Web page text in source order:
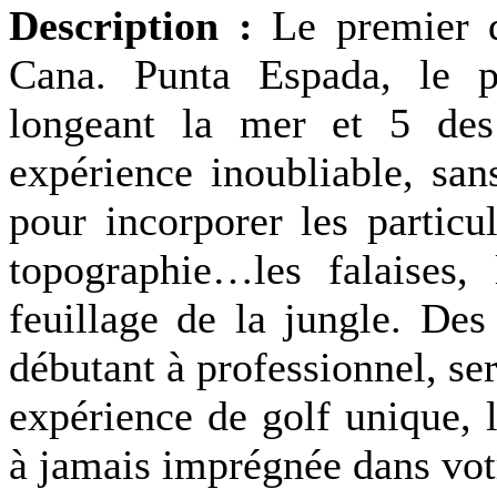
Description : Le premier
Cana. Punta Espada, le
longeant la mer et 5
expérience inoubliable,
pour incorporer les
topographie…les
feuillage de la jungle.
débutant à professionnel,
expérience de golf unique,
à jamais imprégnée dans